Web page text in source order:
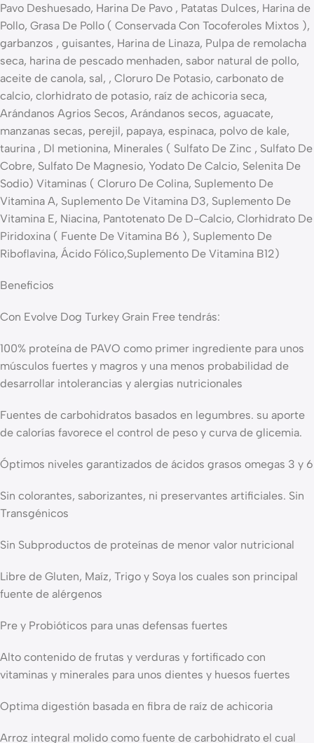
Pavo Deshuesado, Harina De Pavo , Patatas Dulces, Harina de
Pollo, Grasa De Pollo ( Conservada Con Tocoferoles Mixtos ),
garbanzos , guisantes, Harina de Linaza, Pulpa de remolacha
seca, harina de pescado menhaden, sabor natural de pollo,
aceite de canola, sal, , Cloruro De Potasio, carbonato de
calcio, clorhidrato de potasio, raíz de achicoria seca,
Arándanos Agrios Secos, Arándanos secos, aguacate,
manzanas secas, perejil, papaya, espinaca, polvo de kale,
taurina , Dl metionina, Minerales ( Sulfato De Zinc , Sulfato De
Cobre, Sulfato De Magnesio, Yodato De Calcio, Selenita De
Sodio) Vitaminas ( Cloruro De Colina, Suplemento De
Vitamina A, Suplemento De Vitamina D3, Suplemento De
Vitamina E, Niacina, Pantotenato De D-Calcio, Clorhidrato De
Piridoxina ( Fuente De Vitamina B6 ), Suplemento De
Riboflavina, Ácido Fólico,Suplemento De Vitamina B12)
Beneficios
Con Evolve Dog Turkey Grain Free tendrás:
100% proteína de PAVO como primer ingrediente para unos
músculos fuertes y magros y una menos probabilidad de
desarrollar intolerancias y alergias nutricionales
Fuentes de carbohidratos basados en legumbres. su aporte
de calorías favorece el control de peso y curva de glicemia.
Óptimos niveles garantizados de ácidos grasos omegas 3 y 6
Sin colorantes, saborizantes, ni preservantes artificiales. Sin
Transgénicos
Sin Subproductos de proteínas de menor valor nutricional
Libre de Gluten, Maíz, Trigo y Soya los cuales son principal
fuente de alérgenos
Pre y Probióticos para unas defensas fuertes
Alto contenido de frutas y verduras y fortificado con
vitaminas y minerales para unos dientes y huesos fuertes
Optima digestión basada en fibra de raíz de achicoria
Arroz integral molido como fuente de carbohidrato el cual